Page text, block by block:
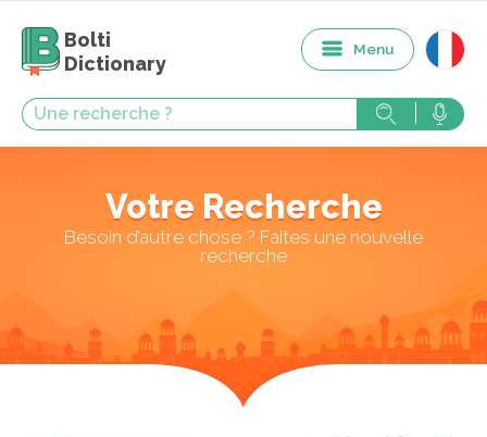
Bolti
Dictionary
Menu
Votre Recherche
Besoin d’autre chose ? Faites une nouvelle
recherche